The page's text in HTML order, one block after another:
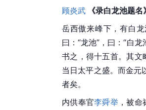
顾炎武 《录白龙池题名
岳西傲来峰下，有白
曰：“龙池”，曰：“白
书之，得十五首。其文
当日太平之盛。而金元
者矣。
内供奉官李舜举 ，被